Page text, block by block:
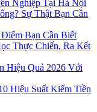
Nghiệp Tại Hà Nội
Sự Thật Bạn Cần
Bạn Cần Biết
Thực Chiến, Ra Kết
Hiệu Quả 2026 Với
Hiệu Suất Kiếm Tiền